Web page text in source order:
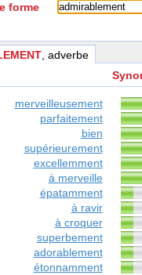
forme
, adverbe
merveilleusement
parfaitement
bien
supérieurement
excellemment
à merveille
épatamment
à ravir
à croquer
superbement
adorablement
étonnamment